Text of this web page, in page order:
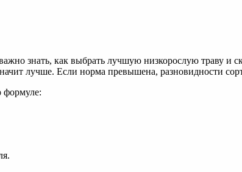
знать, как выбрать лучшую низкорослую траву и
лучше. Если норма превышена, разновидности
формуле: